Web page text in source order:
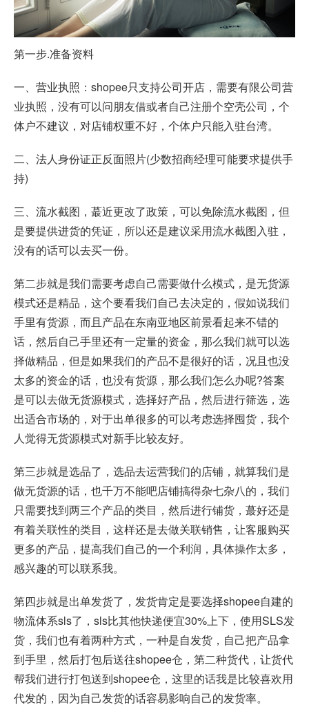
第一步.准备资料
一、营业执照： shopee只支持公司开店，需要有限公司营
业执照，没有可以问朋友借或者自己注册个空壳公司，个
体户不建议，对店铺权重不好，个体户只能入驻台湾。
二、法人身份证正反面照片(少数招商经理可能要求提供手
持)
三、流水截图，蕞近更改了政策，可以免除流水截图，但
是要提供进货的凭证，所以还是建议采用流水截图入驻，
没有的话可以去买一份。
第二步就是我们需要考虑自己需要做什么模式，是无货源
模式还是精品，这个要看我们自己去决定的，假如说我们
手里有货源，而且产品在东南亚地区前景看起来不错的
话，然后自己手里还有一定量的资金，那么我们就可以选
择做精品，但是如果我们的产品不是很好的话，况且也没
太多的资金的话，也没有货源，那么我们怎么办呢?答案
是可以去做无货源模式，选择好产品，然后进行筛选，选
出适合市场的，对于出单很多的可以考虑选择囤货，我个
人觉得无货源模式对新手比较友好。
第三步就是选品了，选品去运营我们的店铺，就算我们是
做无货源的话，也千万不能吧店铺搞得杂七杂八的，我们
只需要找到两三个产品的类目，然后进行铺货，蕞好还是
有着关联性的类目，这样还是去做关联销售，让客服购买
更多的产品，提高我们自己的一个利润，具体操作太多，
感兴趣的可以联系我。
第四步就是出单发货了，发货肯定是要选择shopee自建的
物流体系sls了，sls比其他快递便宜30%上下，使用SLS发
货，我们也有着两种方式，一种是自发货，自己把产品拿
到手里，然后打包后送往shopee仓，第二种货代，让货代
帮我们进行打包送到shopee仓，这里的话我是比较喜欢用
代发的，因为自己发货的话容易影响自己的发货率。